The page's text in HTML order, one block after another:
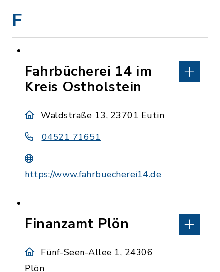
F
Fahrbücherei 14 im
Kreis Ostholstein
Waldstraße 13, 23701 Eutin
04521 71651
https://www.fahrbuecherei14.de
Finanzamt Plön
Fünf-Seen-Allee 1, 24306
Plön